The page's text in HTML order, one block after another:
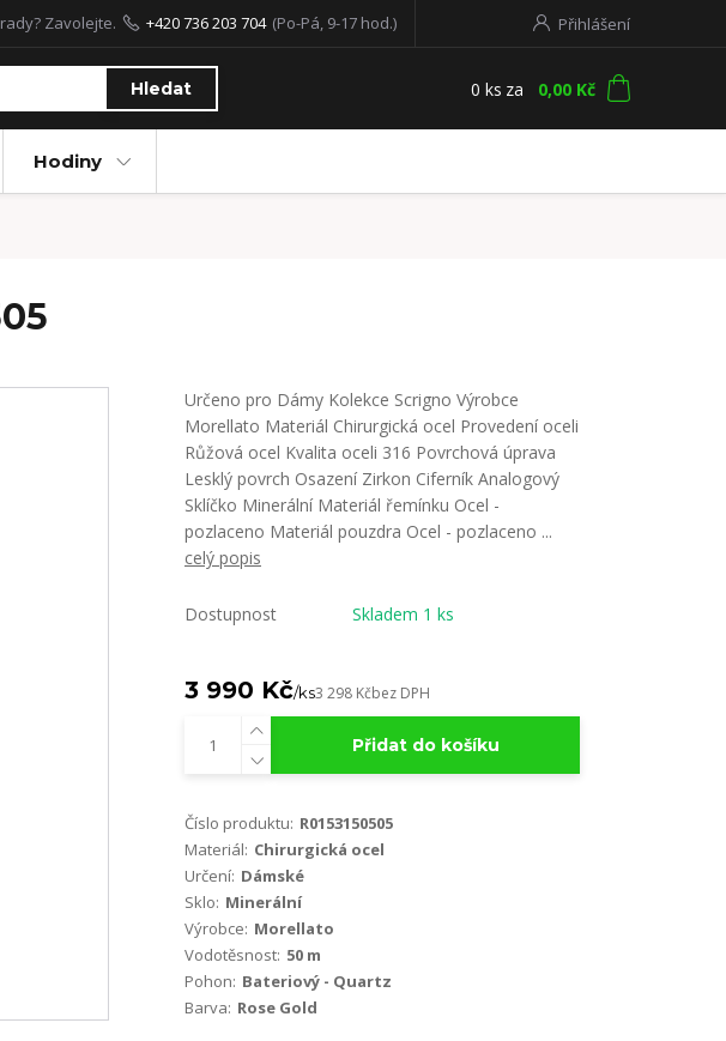
Přihlášení
Hledat
Zavolejte. +420 736 203 704 (Po-Pá, 9-17 hod.)
0 ks za 0,00 Kč
Hodiny
Určeno pro Dámy Kolekce Scrigno Výrobce
Morellato Materiál Chirurgická ocel Provedení oceli
Růžová ocel Kvalita oceli 316 Povrchová úprava
Lesklý povrch Osazení Zirkon Ciferník Analogový
Sklíčko Minerální Materiál řemínku Ocel -
pozlaceno Materiál pouzdra Ocel - pozlaceno ...
celý popis
Dostupnost Skladem 1 ks
3 990 Kč/ks3 298 Kčbez DPH
Přidat do košíku
Číslo produktu: R0153150505
Materiál: Chirurgická ocel
Určení: Dámské
Sklo: Minerální
Výrobce: Morellato
Vodotěsnost: 50 m
Pohon: Bateriový - Quartz
Barva: Rose Gold